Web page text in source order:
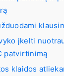
įkelti
patvirtinimą
klaidos